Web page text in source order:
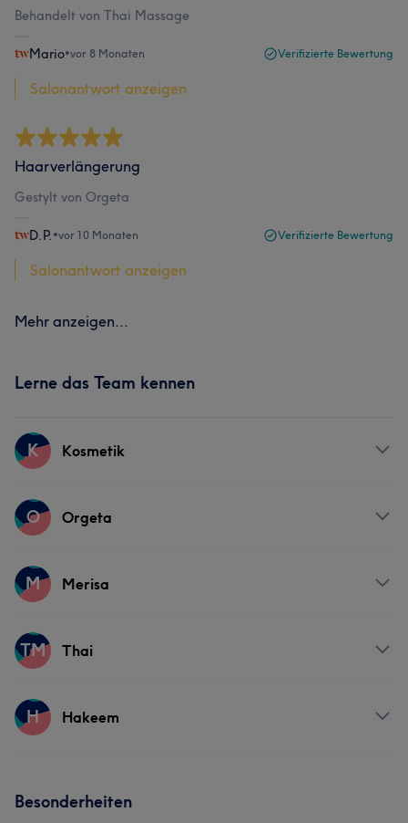
Behandelt von Thai Massage
Mario•vor 8 Monaten Verifizierte Bewertung
Salonantwort anzeigen
Haarverlängerung
Gestylt von Orgeta
D.P. •vor 10 Monaten Verifizierte Bewertung
Salonantwort anzeigen
Mehr anzeigen...
Lerne das Team kennen
K Kosmetik
Services
O Orgeta
Services
M Merisa
Services
TM Thai
Services
H Hakeem
Besonderheiten